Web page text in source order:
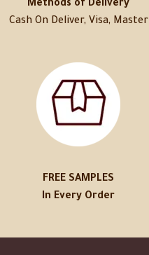
Methods of Delivery
Cash On Deliver, Visa, Master
FREE SAMPLES
In Every Order